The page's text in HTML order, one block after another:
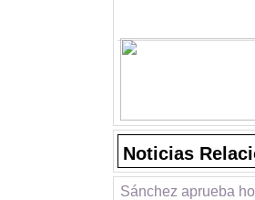
Noticias
Sánchez aprueba